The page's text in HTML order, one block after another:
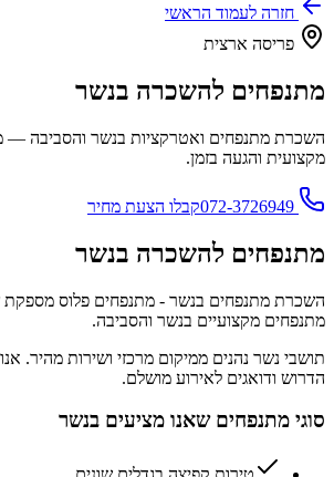
לעמוד הראשי
ארצית
להשכרה בנשר
מתנפחים ואטרקציות בנשרוהסביבה —
והגעה בזמן.
קבלו הצעת מחיר
להשכרה בנשר
מתנפחים בנשר - מתנפחים פלוס מספקת
מקצועיים בנשר והסביבה.
נשר נהנים ממיקום מרכזי ושירות מהיר. אנו
ודואגים לאירוע מושלם.
מתנפחים שאנו מציעים בנשר